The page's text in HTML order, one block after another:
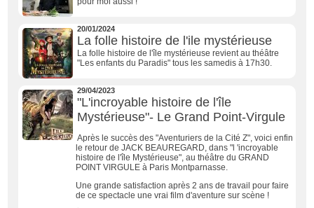
20/01/2024
La folle histoire de l'ile mystérieuse
La folle histoire de l'île mystérieuse revient au théâtre
"Les enfants du Paradis" tous les samedis à 17h30.
29/04/2023
"L'incroyable histoire de l'île
Mystérieuse"- Le Grand Point-Virgule
Après le succès des "Aventuriers de la Cité Z", voici enfin
le retour de JACK BEAUREGARD, dans "l 'incroyable
histoire de l'île Mystérieuse", au théâtre du GRAND
POINT VIRGULE à Paris Montparnasse.
Une grande satisfaction après 2 ans de travail pour faire
de ce spectacle une vrai film d'aventure sur scène !